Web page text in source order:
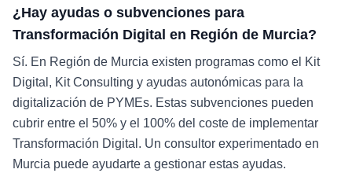
¿Hay ayudas o subvenciones para
Transformación Digital en Región de Murcia?
Sí. En Región de Murcia existen programas como el Kit
Digital, Kit Consulting y ayudas autonómicas para la
digitalización de PYMEs. Estas subvenciones pueden
cubrir entre el 50% y el 100% del coste de implementar
Transformación Digital. Un consultor experimentado en
Murcia puede ayudarte a gestionar estas ayudas.